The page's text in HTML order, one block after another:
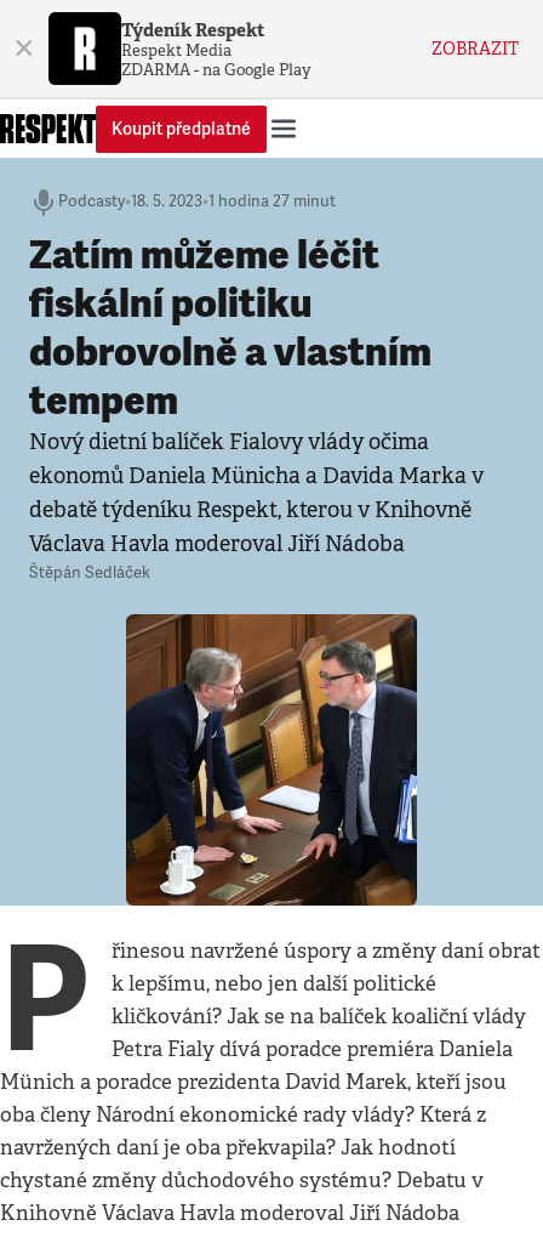
× Týdeník Respekt
Respekt Media
ZDARMA - na Google Play
ZOBRAZIT
Koupit předplatné
Podcasty•18. 5. 2023•1 hodina 27 minut
Zatím můžeme léčit
fiskální politiku
dobrovolně a vlastním
tempem
Nový dietní balíček Fialovy vlády očima
ekonomů Daniela Münicha a Davida Marka v
debatě týdeníku Respekt, kterou v Knihovně
Václava Havla moderoval Jiří Nádoba
Štěpán Sedláček
P
řinesou navržené úspory a změny daní obrat
k lepšímu, nebo jen další politické
kličkování? Jak se na balíček koaliční vlády
Petra Fialy dívá poradce premiéra Daniela
Münich a poradce prezidenta David Marek, kteří jsou
oba členy Národní ekonomické rady vlády? Která z
navržených daní je oba překvapila? Jak hodnotí
chystané změny důchodového systému? Debatu v
Knihovně Václava Havla moderoval Jiří Nádoba